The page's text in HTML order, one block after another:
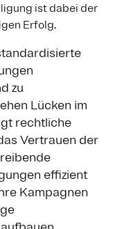
ist dabei der
Erfolg.
zu
Lücken im
rechtliche
Vertrauen der
effizient
Kampagnen